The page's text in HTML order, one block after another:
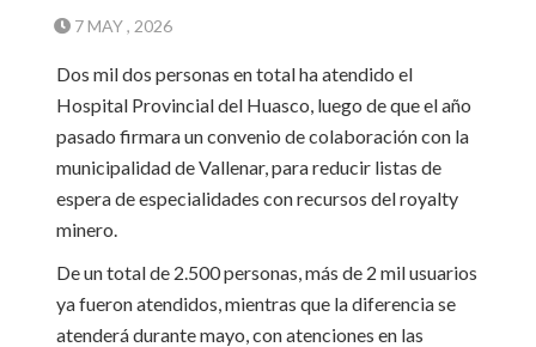
7 MAY , 2026
Dos mil dos personas en total ha atendido el
Hospital Provincial del Huasco, luego de que el año
pasado firmara un convenio de colaboración con la
municipalidad de Vallenar, para reducir listas de
espera de especialidades con recursos del royalty
minero.
De un total de 2.500 personas, más de 2 mil usuarios
ya fueron atendidos, mientras que la diferencia se
atenderá durante mayo, con atenciones en las